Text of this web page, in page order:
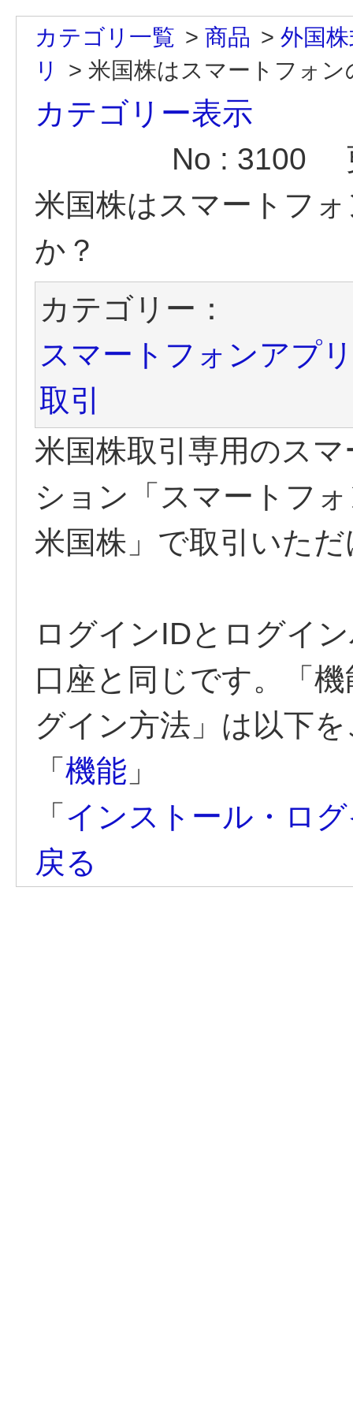
カテゴリ一覧 > 商品 > 外国
リ
> 米国株はスマートフォ
カテゴリー表示
No : 3100
米国株はスマートフ
か？
カテゴリー：
スマートフォンアプリ
取引
米国株取引専用のス
ション「スマートフ
米国株」で取引いた
ログインIDとログイ
口座と同じです。「
グイン方法」は以下
「 機能 」
「 インストール・ロ
戻る